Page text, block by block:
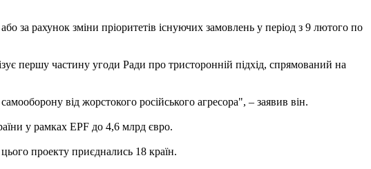
за рахунок зміни пріоритетів існуючих замовлень у період з 9 лютого по
першу частину угоди Ради про тристоронній підхід, спрямований на
від жорстокого російського агресора", – заявив він.
у рамках EPF до 4,6 млрд євро.
проекту приєднались 18 країн.